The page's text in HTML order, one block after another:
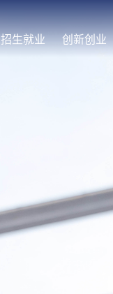
招生就业 创新创业